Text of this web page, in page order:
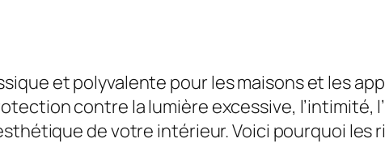
et polyvalente pour les maisons et les
contre la lumière excessive,
de votre intérieur. Voici pourquoi